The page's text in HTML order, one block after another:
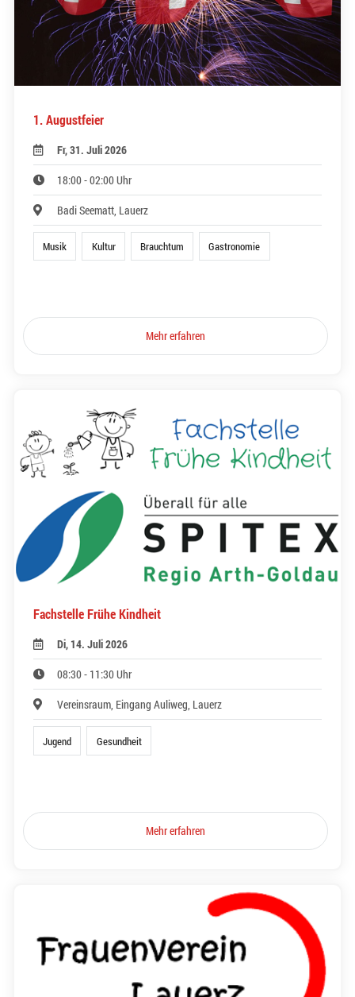
1. Augustfeier
Fr, 31. Juli 2026
18:00 - 02:00 Uhr
Badi Seematt, Lauerz
Musik Kultur Brauchtum Gastronomie
Mehr erfahren
Fachstelle Frühe Kindheit
Di, 14. Juli 2026
08:30 - 11:30 Uhr
Vereinsraum, Eingang Auliweg, Lauerz
Jugend Gesundheit
Mehr erfahren